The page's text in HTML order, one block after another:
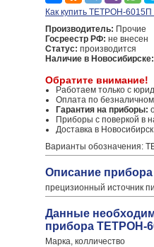
Как купить ТЕТРОН-6015П
Производитель: Прочие
Госреестр РФ: не внесен
Статус: производится
Наличие в Новосибирске:
Обратите внимание!
Работаем только с
Оплата по
Гарантия на приборы:
Приборы с поверкой в
Доставка в
Варианты обозначения:
Описание
прецизионный источник
Данные
прибора ТЕТРОН-
Марка, колличество